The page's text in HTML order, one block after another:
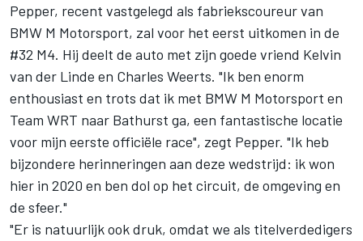
Pepper, recent vastgelegd als fabriekscoureur van
BMW M Motorsport, zal voor het eerst uitkomen in de
#32 M4. Hij deelt de auto met zijn goede vriend Kelvin
van der Linde en Charles Weerts. "Ik ben enorm
enthousiast en trots dat ik met BMW M Motorsport en
Team WRT naar Bathurst ga, een fantastische locatie
voor mijn eerste officiële race", zegt Pepper. "Ik heb
bijzondere herinneringen aan deze wedstrijd: ik won
hier in 2020 en ben dol op het circuit, de omgeving en
de sfeer."
"Er is natuurlijk ook druk, omdat we als titelverdedigers